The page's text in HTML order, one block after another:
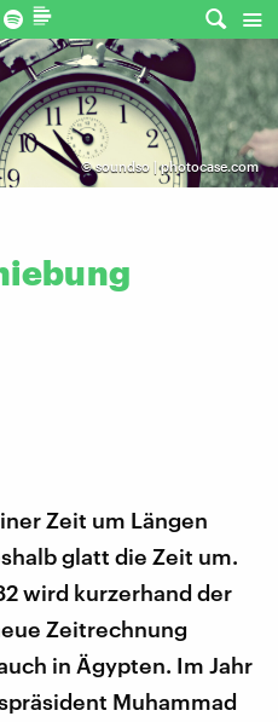
©soundso | photocase.com
Zeit um Längen
glatt die Zeit um.
wird kurzerhand der
Zeitrechnung
in Ägypten. Im Jahr
Muhammad